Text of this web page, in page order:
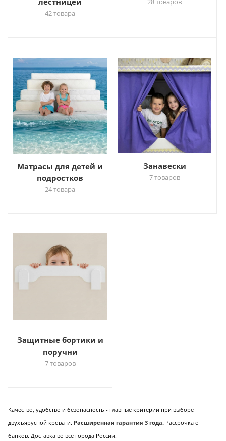
42 товара
Матрасы для детей и
подростков
24 товара
Занавески
7 товаров
Защитные бортики и
поручни
7 товаров
Качество, удобство и безопасность - главные критерии при выборе
двухъярусной кровати. Расширенная гарантия 3 года. Рассрочка от
банков. Доставка во все города России.